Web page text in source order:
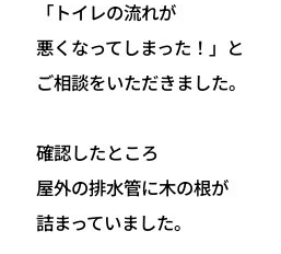
「トイレの流れが
悪くなってしまった！」と
ご相談をいただきました。
確認したところ
屋外の排水管に木の根が
詰まっていました。